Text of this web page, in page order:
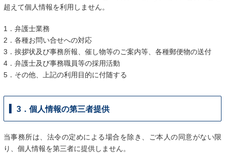
超えて個人情報を利用しません。
1．弁護士業務
2．各種お問い合せへの対応
3．挨拶状及び事務所報、催し物等のご案内等、各種郵便物の送付
4．弁護士及び事務職員等の採用活動
5．その他、上記の利用目的に付随する
3．個人情報の第三者提供
当事務所は、法令の定めによる場合を除き、ご本人の同意がない限
り、個人情報を第三者に提供しません。